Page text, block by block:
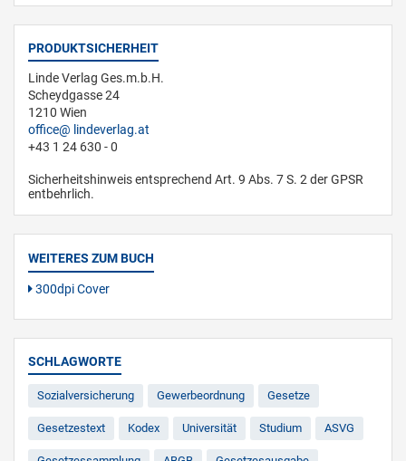
PRODUKTSICHERHEIT
Linde Verlag Ges.m.b.H.
Scheydgasse 24
1210 Wien
office
lindeverlag.at
+43 1 24 630 - 0
Sicherheitshinweis entsprechend Art. 9 Abs. 7 S. 2 der GPSR
entbehrlich.
WEITERES ZUM BUCH
300dpi Cover
SCHLAGWORTE
Sozialversicherung Gewerbeordnung Gesetze
Gesetzestext Kodex Universität Studium ASVG